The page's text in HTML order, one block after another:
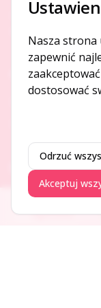
Platforma
O NAS
DODAJ I PROMUJ
Dodaj ogłoszenie
Dodaj firmę
Ogłoszenia
Nasza strona
zapewnić
dostosować
Odrzuć
Akceptuj